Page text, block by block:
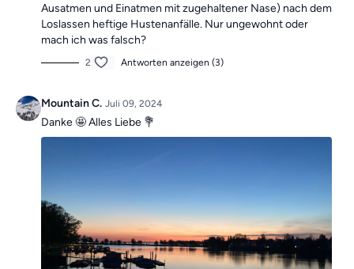
Ausatmen und Einatmen mit zugehaltener Nase) nach dem
Loslassen heftige Hustenanfälle. Nur ungewohnt oder
mach ich was falsch?
2 Antworten anzeigen (3)
Mountain C. Juli 09, 2024
Danke 🤩 Alles Liebe 💐